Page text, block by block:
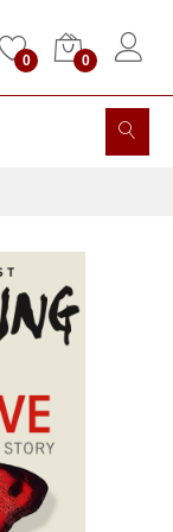
0 0